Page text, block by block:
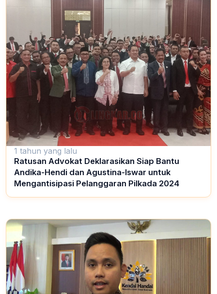
1 tahun yang lalu
Ratusan Advokat Deklarasikan Siap Bantu
Andika-Hendi dan Agustina-Iswar untuk
Mengantisipasi Pelanggaran Pilkada 2024